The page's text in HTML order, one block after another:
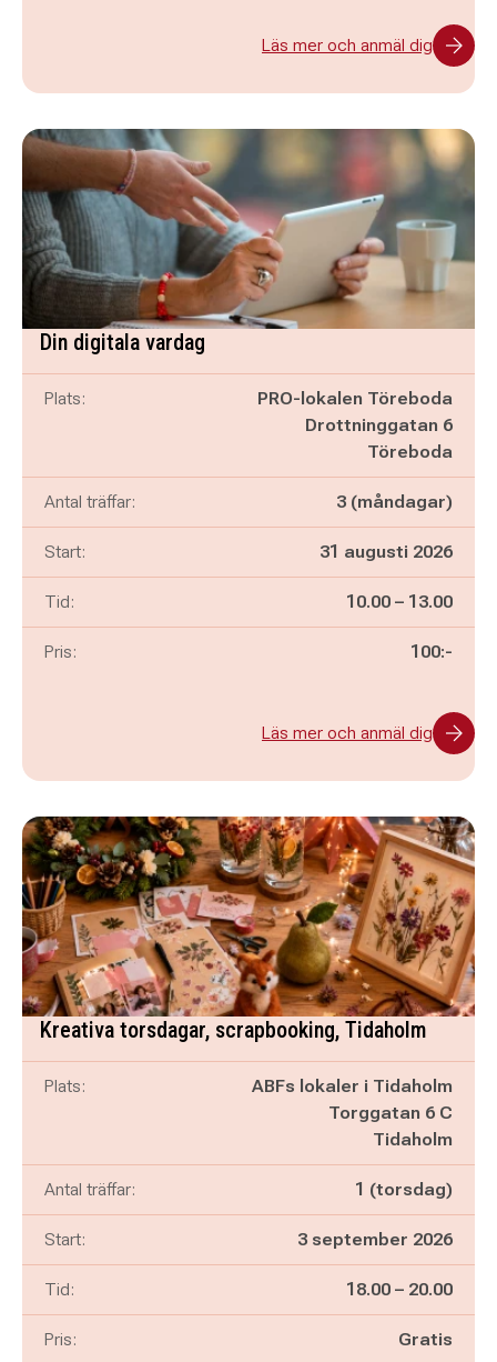
Läs mer och anmäl dig
Din digitala vardag
Plats:
PRO-lokalen Töreboda
Drottninggatan 6
Töreboda
Antal träffar: 3 (måndagar)
Start: 31 augusti 2026
Tid: Pågår mellan
10.00 – och
13.00
Pris: 100:-
Läs mer och anmäl dig
Kreativa torsdagar, scrapbooking, Tidaholm
Plats:
ABFs lokaler i Tidaholm
Torggatan 6 C
Tidaholm
Antal träffar: 1 (torsdag)
Start: 3 september 2026
Tid: Pågår mellan
18.00 – och
20.00
Pris: Gratis